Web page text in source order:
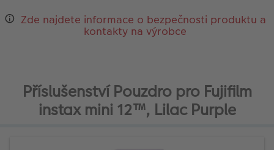
Zde najdete informace o bezpečnosti produktu a
kontakty na výrobce
Příslušenství Pouzdro pro Fujifilm
instax mini 12™, Lilac Purple